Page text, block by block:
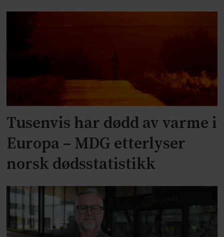
Tusenvis har dødd av varme i
Europa – MDG etterlyser
norsk dødsstatistikk